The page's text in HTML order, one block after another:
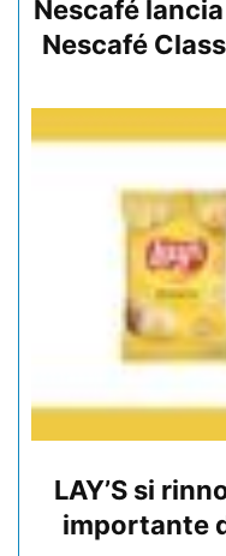
Nescafé
Nescafé
LAY’S si
importante